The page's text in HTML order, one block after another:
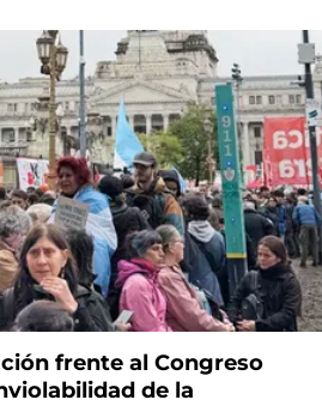
frente al Congreso
de la